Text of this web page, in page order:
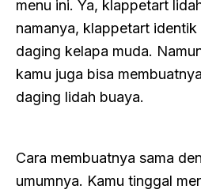
menu ini. Ya, klappetart
namanya, klappetart identik
daging kelapa muda.
kamu juga bisa
daging lidah buaya.
Cara membuatnya sama
umumnya. Kamu tinggal